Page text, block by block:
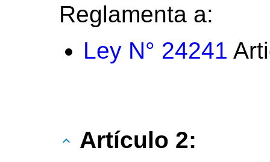
Reglamenta a:
Ley N° 24241
Artículo 2: